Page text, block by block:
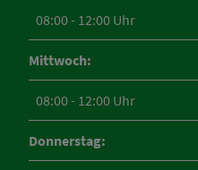
08:00 - 12:00 Uhr
Mittwoch:
08:00 - 12:00 Uhr
Donnerstag: